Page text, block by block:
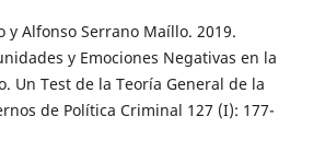
y Alfonso Serrano Maíllo. 2019.
y Emociones Negativas en la
Un Test de la Teoría General de la
de Política Criminal 127 (I): 177-